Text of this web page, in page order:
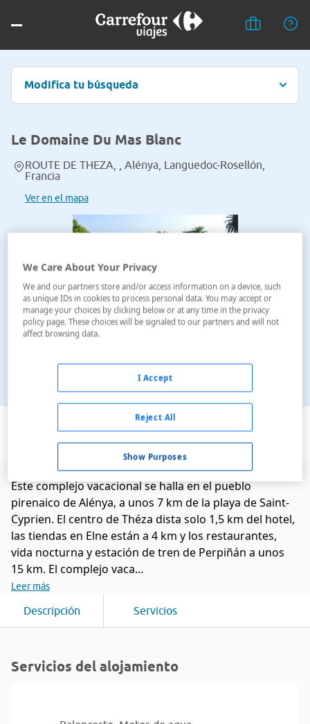
Modifica tu búsqueda
Le Domaine Du Mas Blanc
ROUTE DE THEZA, , Alénya, Languedoc-Rosellón,
Francia
Ver en el mapa
Ver en el mapa
Este complejo vacacional se halla en el pueblo
pirenaico de Alénya, a unos 7 km de la playa de Saint-
Cyprien. El centro de Théza dista solo 1,5 km del hotel,
las tiendas en Elne están a 4 km y los restaurantes,
vida nocturna y estación de tren de Perpiñán a unos
15 km. El complejo vaca...
Leer más
Descripción Servicios
Servicios del alojamiento
We Care About Your Privacy
We and our partners store and/or access information on a device, such
as unique IDs in cookies to process personal data. You may accept or
manage your choices by clicking below or at any time in the privacy
policy page. These choices will be signaled to our partners and will not
affect browsing data.
Show Purposes
Reject All
I Accept